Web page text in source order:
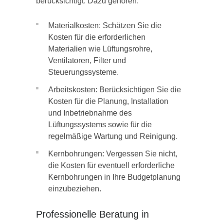
Materialkosten: Schätzen Sie die
Kosten für die erforderlichen
Materialien wie Lüftungsrohre,
Ventilatoren, Filter und
Steuerungssysteme.
Arbeitskosten: Berücksichtigen Sie die
Kosten für die Planung, Installation
und Inbetriebnahme des
Lüftungssystems sowie für die
regelmäßige Wartung und Reinigung.
Kernbohrungen: Vergessen Sie nicht,
die Kosten für eventuell erforderliche
Kernbohrungen in Ihre Budgetplanung
einzubeziehen.
Professionelle Beratung in